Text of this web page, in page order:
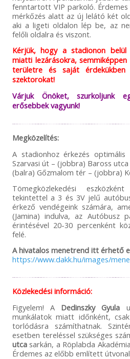
fenntartott VIP parkoló.
mérkőzés alatt az új lelátó két
aki a ligeti oldalon lép be, az
felőli oldalra és viszont.
Kérjük, hogy a stadionon belül
miatti lezárásokra,
területre és saját
szektorokat!
Várjuk Önöket, szurkoljunk
erősebbek vagyunk!
Megközelítés:
A stadionhoz érkezés optimális
Szarvasi út – (jobbra) Baross
(balra) Gőzmalom tér – (jobbra)
Tömegközlekedési
tekintettel a 3 és 3V jelű
érkező vendégeink számára,
(Jamina) indulva, az Autóbusz
érintésével 20-30 percenként
felé.
A hivatalos menetrend itt érhető
https://www.dakk.hu/images/
Közlekedési információ:
Figyelem! A Dedinszky Gyula
munkálatok miatt időnként,
torlódásra számíthatnak.
esetben tereléssel szükséges
utcasarkán, a Röplabda
Érdemes az előbb említett